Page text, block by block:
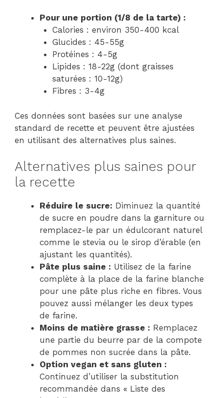
Pour une portion (1/8 de la tarte) :
Calories : environ 350-400 kcal
Glucides : 45-55g
Protéines : 4-5g
Lipides : 18-22g (dont graisses
saturées : 10-12g)
Fibres : 3-4g
Ces données sont basées sur une analyse
standard de recette et peuvent être ajustées
en utilisant des alternatives plus saines.
Alternatives plus saines pour
la recette
Réduire le sucre: Diminuez la quantité
de sucre en poudre dans la garniture ou
remplacez-le par un édulcorant naturel
comme le stevia ou le sirop d’érable (en
ajustant les quantités).
Pâte plus saine : Utilisez de la farine
complète à la place de la farine blanche
pour une pâte plus riche en fibres. Vous
pouvez aussi mélanger les deux types
de farine.
Moins de matière grasse : Remplacez
une partie du beurre par de la compote
de pommes non sucrée dans la pâte.
Option vegan et sans gluten :
Continuez d’utiliser la substitution
recommandée dans « Liste des